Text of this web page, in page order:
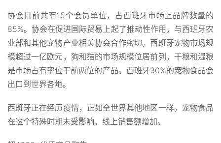
协会目前共有15个会员单位，占西班牙市场上品牌数量的
85%。协会在促进国际贸易上起了推动性作用，与西班牙农
业部和其他宠物产业相关协会合作密切。西班牙宠物市场规
模超过一亿欧元，狗和猫的市场规模位居前列，干粮和湿粮
是市场占有率位于前两位的产品。西班牙30%的宠物食品会
出口到世界各地。
西班牙正在经历疫情，正如全世界其他地区一样。宠物食品
在这个特殊时期未受影响，线上销售额增加。